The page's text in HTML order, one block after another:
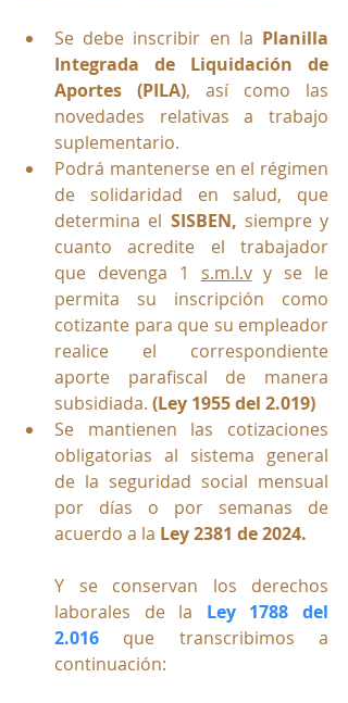
Se debe inscribir en la Planilla
Integrada de Liquidación de
Aportes (PILA), así como las
suplementario.
Podrá mantenerse en el régimen
de solidaridad en salud, que
determina el SISBEN, siempre y
cuanto acredite el trabajador
que devenga 1 s.m.l.v y se le
permita su inscripción como
cotizante para que su empleador
realice el correspondiente
aporte parafiscal de manera
subsidiada. (Ley 1955 del 2.019)
Se mantienen las cotizaciones
obligatorias al sistema general
de la seguridad social mensual
por días o por semanas de
acuerdo a la Ley 2381 de 2024.
Y se conservan los derechos
laborales de la Ley 1788 del
2.016 que transcribimos a
continuación: